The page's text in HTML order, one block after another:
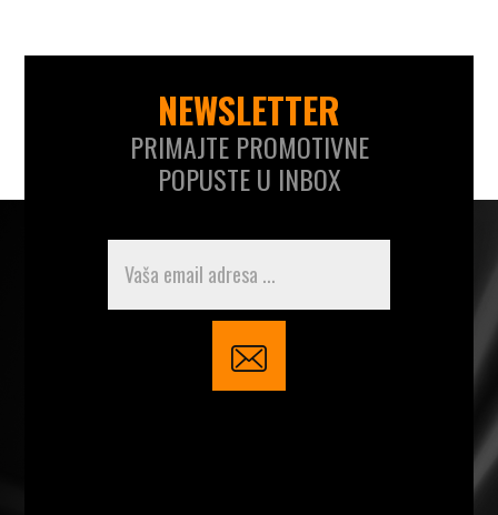
NEWSLETTER
PRIMAJTE PROMOTIVNE
POPUSTE U INBOX